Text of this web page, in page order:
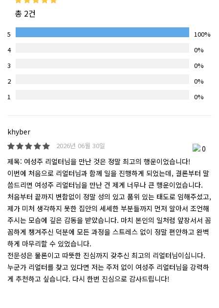
총 2건
5
100%
4
0%
3
0%
2
0%
1
0%
khyber
2026년 06월 30일
0
제목: 여성주 리얼터님을 만난 것은 정말 최고의 행운이었습니다!
​이번에 처음으로 리얼터님과 함께 일을 진행하게 되었는데, 결론부터 말
씀드리면 여성주 리얼터님을 만난 건 제게 너무나 큰 행운이었습니다.
​처음부터 끝까지 변함없이 정말 성의 있고 품위 있는 태도로 임해주셨고,
제가 미처 생각하지 못한 집안의 세세한 부분들까지 먼저 알아서 조언해
주시는 모습에 깊은 감동을 받았습니다. 마치 본인의 일처럼 앞장서서 꼼
꼼하게 챙겨주신 덕분에 모든 과정을 스트레스 없이 정말 편안하고 완벽
하게 마무리할 수 있었습니다.
​전문성은 물론이고 따뜻한 진심까지 갖추신 최고의 리얼터님이십니다.
누군가 리얼터를 찾고 있다면 저는 주저 없이 여성주 리얼터님을 강력하
게 추천하고 싶습니다. 다시 한번 진심으로 감사드립니다!